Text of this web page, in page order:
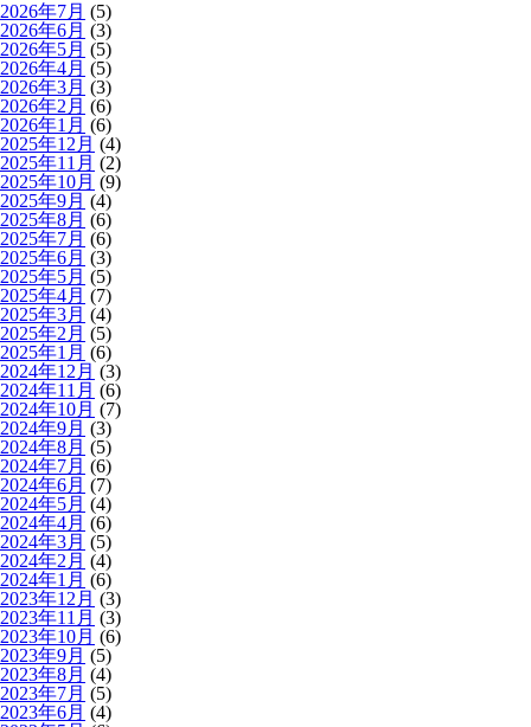
2026年7月 (5)
2026年6月 (3)
2026年5月 (5)
2026年4月 (5)
2026年3月 (3)
2026年2月 (6)
2026年1月 (6)
2025年12月 (4)
2025年11月 (2)
2025年10月 (9)
2025年9月 (4)
2025年8月 (6)
2025年7月 (6)
2025年6月 (3)
2025年5月 (5)
2025年4月 (7)
2025年3月 (4)
2025年2月 (5)
2025年1月 (6)
2024年12月 (3)
2024年11月 (6)
2024年10月 (7)
2024年9月 (3)
2024年8月 (5)
2024年7月 (6)
2024年6月 (7)
2024年5月 (4)
2024年4月 (6)
2024年3月 (5)
2024年2月 (4)
2024年1月 (6)
2023年12月 (3)
2023年11月 (3)
2023年10月 (6)
2023年9月 (5)
2023年8月 (4)
2023年7月 (5)
2023年6月 (4)